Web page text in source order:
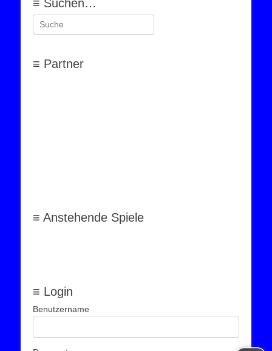
≡ Suchen…
Suchen
nach:
≡ Partner
≡ Anstehende Spiele
≡ Login
Benutzername